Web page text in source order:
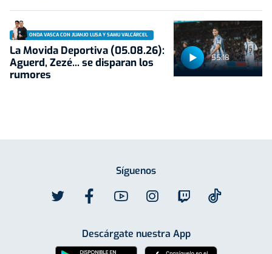
55:18
ONDA VASCA CON JUANJO LUSA Y SAMU VALCÁRCEL
La Movida Deportiva (05.08.26):
Aguerd, Zezé... se disparan los
rumores
Síguenos
Descárgate nuestra App